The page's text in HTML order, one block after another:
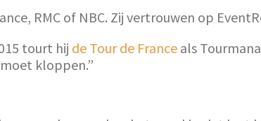
RMC of NBC. Zij vertrouwen op
tourt hij de Tour de France als
kloppen.”